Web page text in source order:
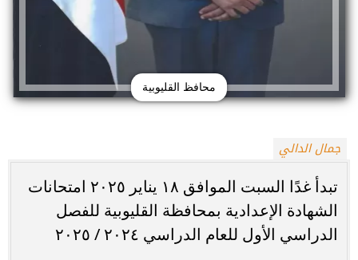
محافظ القليوبية
جمال الدالي
تبدأ غدًا السبت الموافق ١٨ يناير ٢٠٢٥ امتحانات
الشهادة الإعدادية بمحافظة القليوبية للفصل
الدراسي الأول للعام الدراسي ٢٠٢٤ / ٢٠٢٥